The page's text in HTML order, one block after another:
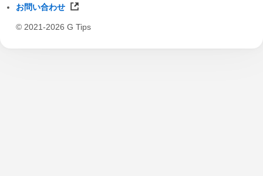
お問い合わせ
© 2021-2026 G Tips